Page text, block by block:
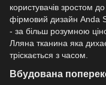
користувачів зростом
фірмовий дизайн Anda
- за більш розумною
Лляна тканина яка
тріскається з часом.
Вбудована